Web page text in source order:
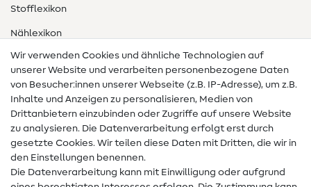
Stofflexikon
Nählexikon
Nähanleitungen
Hilfe & Kontakt
Kontakt
Infos zum Betreiberwechsel
Wir verwenden Cookies und ähnliche Technologien auf
unserer Website und verarbeiten personenbezogene Daten
von Besucher:innen unserer Webseite (z.B. IP-Adresse), um z.B.
Inhalte und Anzeigen zu personalisieren, Medien von
Drittanbietern einzubinden oder Zugriffe auf unsere Website
zu analysieren. Die Datenverarbeitung erfolgt erst durch
gesetzte Cookies. Wir teilen diese Daten mit Dritten, die wir in
den Einstellungen benennen.
Die Datenverarbeitung kann mit Einwilligung oder aufgrund